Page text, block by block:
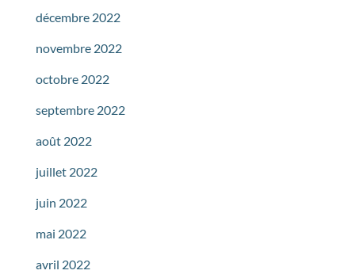
décembre 2022
novembre 2022
octobre 2022
septembre 2022
août 2022
juillet 2022
juin 2022
mai 2022
avril 2022